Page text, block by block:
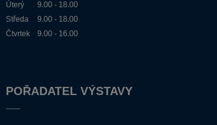
Úterý
9.00 - 18.00
Středa
9.00 - 18.00
Čtvrtek
9.00 - 16.00
POŘADATEL VÝSTAVY